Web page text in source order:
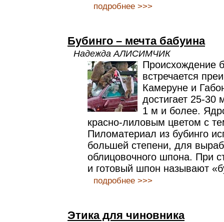
подробнее >>>
Бубинго – мечта бабуина
Надежда АЛИСИМЧИК
Происхождение
встречается
Камеруне и
достигает 25-30
1 м и более.
красно-лиловым цветом с
Пиломатериал из бубинго
большей степени, для
облицовочного шпона. При
и готовый шпон называют
подробнее >>>
Этика для чиновника